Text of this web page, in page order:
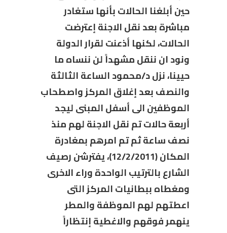
حين أبلغنا الحالات بأنها ستغادر
مباشرة بعد نقل الاجنة إعترضت
الحالات، لكنها أذعنت لقرار الدولة
ونود ان ننقل مشهداً لن ننساه ما
حيينا، نزل د/محمود الساعة الثالثة
والنصف بعد إغلاق المركز واصطحاب
الموظفين الى أسفل المبنى ليجد
أربعة حالات تم نقل الاجنة لهم منذ
نصف ساعة ثم تم امرهم بمغادرة
المكان (12/2/2011)، يفترشن رصيف
الشارع بالترتيب الواحدة وراء الاخرى
ومغطاه ببطانيات المركز التى
اعطتهم لهم الموظفة والمطر
ينهمر فوقهم والاغطية إنتظاراً